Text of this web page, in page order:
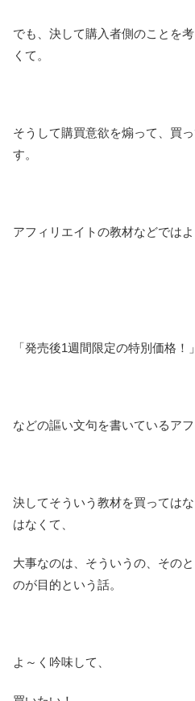
でも、決して購入者側のことを
くて。
そうして購買意欲を煽って、買
す。
アフィリエイトの教材などではよ
「発売後1週間限定の特別価格！」
などの謳い文句を書いているアフ
決してそういう教材を買っては
はなくて、
大事なのは、そういうの、その
のが目的という話。
よ～く吟味して、